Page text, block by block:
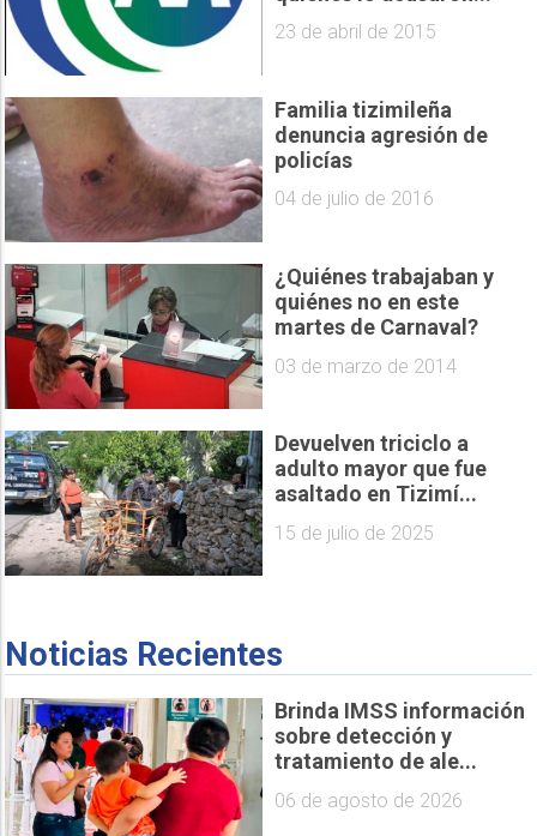
23 de abril de 2015
Familia tizimileña
denuncia agresión de
policías
04 de julio de 2016
¿Quiénes trabajaban y
quiénes no en este
martes de Carnaval?
03 de marzo de 2014
Devuelven triciclo a
adulto mayor que fue
asaltado en Tizimí...
15 de julio de 2025
Noticias Recientes
Brinda IMSS información
sobre detección y
tratamiento de ale...
06 de agosto de 2026